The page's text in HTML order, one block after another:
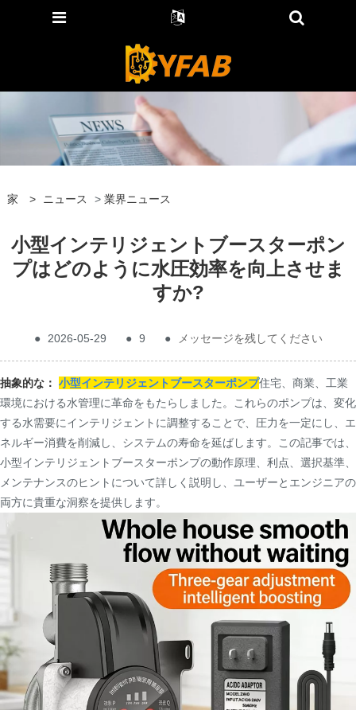
家 > ニュース > 業界ニュース
小型インテリジェントブースターポン
プはどのように水圧効率を向上させま
すか?
● 2026-05-29 ● 9 ● メッセージを残してください
抽象的な： 小型インテリジェントブースターポンプ住宅、商業、工業
環境における水管理に革命をもたらしました。これらのポンプは、変化
する水需要にインテリジェントに調整することで、圧力を一定にし、エ
ネルギー消費を削減し、システムの寿命を延ばします。この記事では、
小型インテリジェントブースターポンプの動作原理、利点、選択基準、
メンテナンスのヒントについて詳しく説明し、ユーザーとエンジニアの
両方に貴重な洞察を提供します。